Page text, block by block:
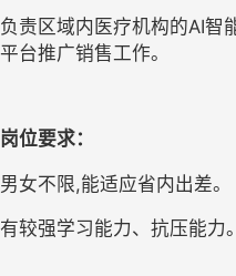
负责区域内医疗机构的AI智
平台推广销售工作。
岗位要求：
男女不限,能适应省内出差。
有较强学习能力、抗压能力。